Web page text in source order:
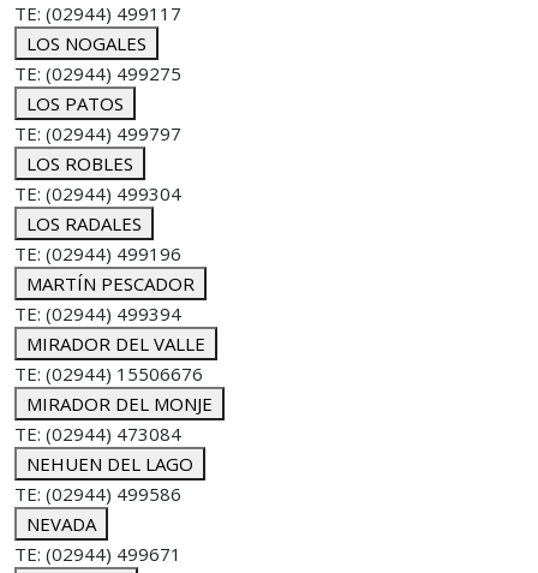
TE: (02944) 499117
LOS NOGALES
TE: (02944) 499275
LOS PATOS
TE: (02944) 499797
LOS ROBLES
TE: (02944) 499304
LOS RADALES
TE: (02944) 499196
MARTÍN PESCADOR
TE: (02944) 499394
MIRADOR DEL VALLE
TE: (02944) 15506676
MIRADOR DEL MONJE
TE: (02944) 473084
NEHUEN DEL LAGO
TE: (02944) 499586
NEVADA
TE: (02944) 499671